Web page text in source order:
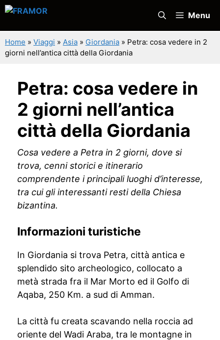
Vai
contenuto
Menu
Home » Viaggi » Asia » Giordania » Petra: cosa vedere in 2
giorni nell’antica città della Giordania
Petra: cosa vedere in
2 giorni nell’antica
città della Giordania
Cosa vedere a Petra in 2 giorni, dove si
trova, cenni storici e itinerario
comprendente i principali luoghi d’interesse,
tra cui gli interessanti resti della Chiesa
bizantina.
Informazioni turistiche
In Giordania si trova Petra, città antica e
splendido sito archeologico, collocato a
metà strada fra il Mar Morto ed il Golfo di
Aqaba, 250 Km. a sud di Amman.
La città fu creata scavando nella roccia ad
oriente del Wadi Araba, tra le montagne in